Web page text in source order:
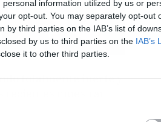
information utilized by us or
opt-out. You may separately opt-out
third parties on the IAB’s list of
by us to third parties on the IAB’s
it to other third parties.
totalmente inertey
muestran